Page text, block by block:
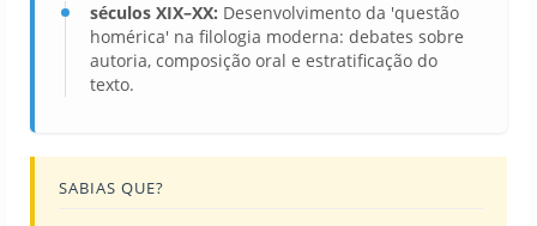
séculos XIX–XX: Desenvolvimento da 'questão
homérica' na filologia moderna: debates sobre
autoria, composição oral e estratificação do
texto.
SABIAS QUE?